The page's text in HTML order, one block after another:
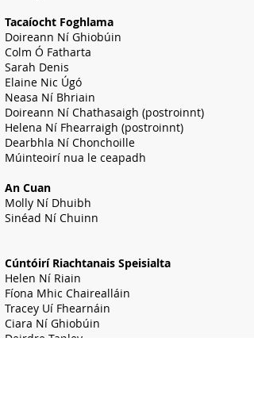
Tacaíocht Foghlama
Doireann Ní Ghiobúin
Colm Ó Fatharta
Sarah Denis
Elaine Nic Úgó
Neasa Ní Bhriain
Doireann Ní Chathasaigh (postroinnt)
Helena Ní Fhearraigh (postroinnt)
Dearbhla Ní Chonchoille
Múinteoirí nua le ceapadh
An Cuan
Molly Ní Dhuibh
Sinéad Ní Chuinn
Cúntóirí Riachtanais Speisialta
Helen Ní Riain
Fíona Mhic Chairealláin
Tracey Uí Fhearnáin
Ciara Ní Ghiobúin
Deirdre Tapley